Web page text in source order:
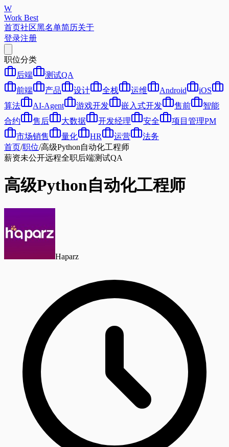
W
Work Best
首页社区黑名单简历关于
登录注册
职位分类
后端
测试QA
前端
产品 设计 全栈 运维 Android
iOS
算法
AI-Agent 游戏开发 嵌入式开发 售前
智能
合约
售后 大数据 开发经理 安全
项目管理PM
市场销售
量化 HR 运营
法务
首页/职位/高级Python自动化工程师
薪资未公开远程全职后端测试QA
高级Python自动化工程师
Haparz